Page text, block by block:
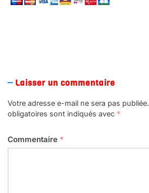
Laisser un commentaire
Votre adresse e-mail ne sera pas publiée.
obligatoires sont indiqués avec *
Commentaire *